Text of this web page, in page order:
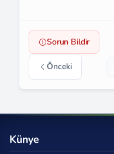
Sorun Bildir
Önceki
Künye